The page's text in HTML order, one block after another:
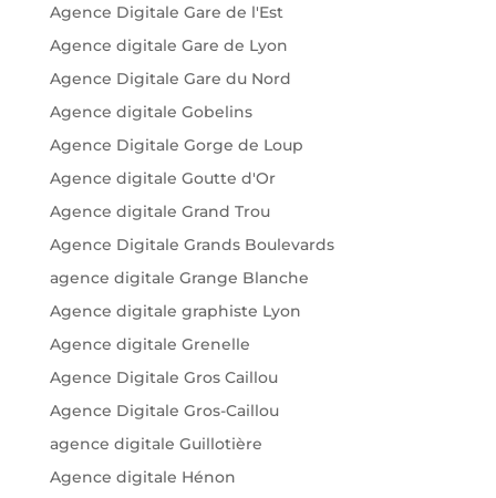
Agence Digitale Gare de l'Est
Agence digitale Gare de Lyon
Agence Digitale Gare du Nord
Agence digitale Gobelins
Agence Digitale Gorge de Loup
Agence digitale Goutte d'Or
Agence digitale Grand Trou
Agence Digitale Grands Boulevards
agence digitale Grange Blanche
Agence digitale graphiste Lyon
Agence digitale Grenelle
Agence Digitale Gros Caillou
Agence Digitale Gros-Caillou
agence digitale Guillotière
Agence digitale Hénon